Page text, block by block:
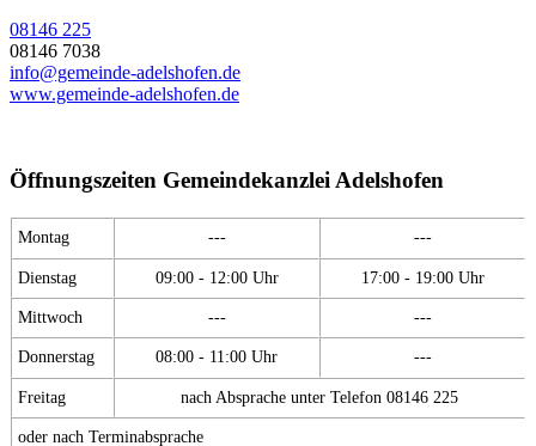
08146 225
08146 7038
info@gemeinde-adelshofen.de
www.gemeinde-adelshofen.de
Öffnungszeiten Gemeindekanzlei Adelshofen
Montag --- ---
Dienstag 09:00 - 12:00 Uhr 17:00 - 19:00 Uhr
Mittwoch --- ---
Donnerstag 08:00 - 11:00 Uhr ---
Freitag nach Absprache unter Telefon 08146 225
oder nach Terminabsprache